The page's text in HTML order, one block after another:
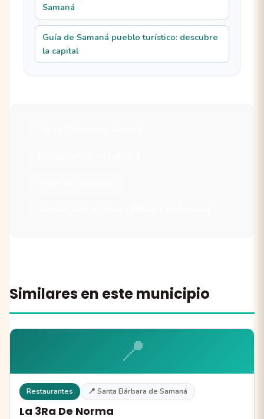
Samaná
Guía de Samaná pueblo turístico: descubre
la capital
Similares en este municipio
📍
Restaurantes 📍 Santa Bárbara de Samaná
La 3Ra De Norma